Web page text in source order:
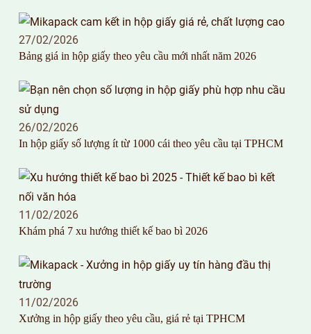
27/02/2026
Bảng giá in hộp giấy theo yêu cầu mới nhất năm 2026
26/02/2026
In hộp giấy số lượng ít từ 1000 cái theo yêu cầu tại TPHCM
11/02/2026
Khám phá 7 xu hướng thiết kế bao bì 2026
11/02/2026
Xưởng in hộp giấy theo yêu cầu, giá rẻ tại TPHCM